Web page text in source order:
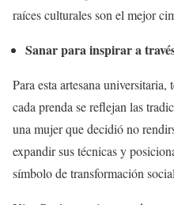
raíces culturales son el mejor
Sanar para inspirar a
​Para esta artesana
cada prenda se reflejan las
una mujer que decidió no
expandir sus técnicas y
símbolo de transformación